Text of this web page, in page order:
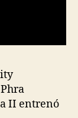
II entrenó